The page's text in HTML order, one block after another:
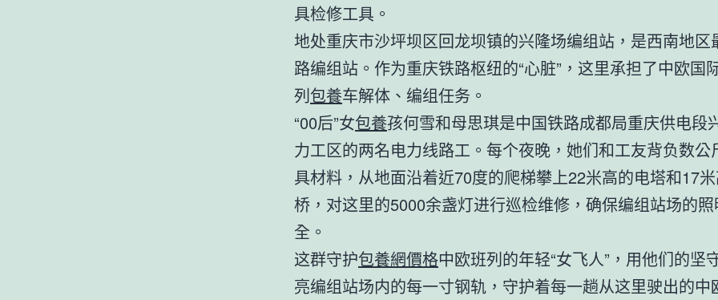
具检修工具。
地处重庆市沙坪坝区回龙坝镇的兴隆场编组站，是西南地区
路编组站。作为重庆铁路枢纽的“心脏”，这里承担了中欧国
列包養车解体、编组任务。
“00后”女包養孩何雪和母思琪是中国铁路成都局重庆供电段
力工区的两名电力线路工。每个夜晚，她们和工友背负数公
具材料，从地面沿着近70度的爬梯攀上22米高的电塔和17
桥，对这里的5000余盏灯进行巡检维修，确保编组站场的照
全。
这群守护包養網價格中欧班列的年轻“女飞人”，用他们的坚
亮编组站场内的每一寸钢轨，守护着每一趟从这里驶出的中